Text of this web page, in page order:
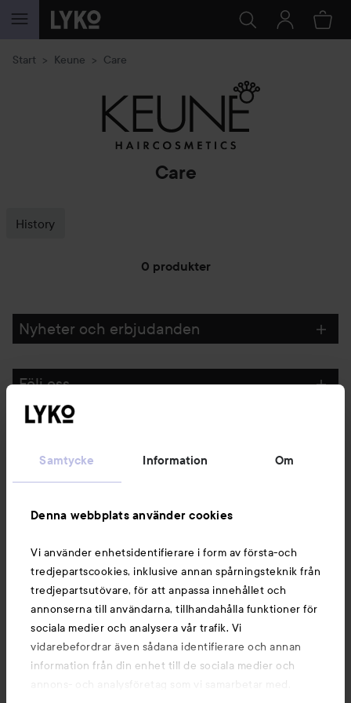
Samtycke Information Om
Denna webbplats använder cookies
Vi använder enhetsidentifierare i form av första-och
tredjepartscookies, inklusive annan spårningsteknik från
tredjepartsutövare, för att anpassa innehållet och
annonserna till användarna, tillhandahålla funktioner för
sociala medier och analysera vår trafik. Vi
vidarebefordrar även sådana identifierare och annan
information från din enhet till de sociala medier och
annons- och analysföretag som vi samarbetar med.
HOPPA TILL INNEHÅLLET
Start Keune Care
Care
History
0 produkter
HOPPA TILL FILTRERA
Nyheter och erbjudanden
Följ oss
Du kanske också gillar